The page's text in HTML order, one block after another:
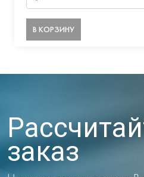
В КОРЗИНУ
заказ